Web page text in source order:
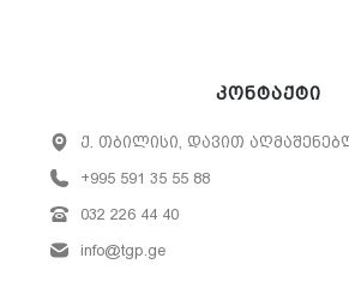
კონტაქტი
ქ. თბილისი, დავით
+995 591 35 55 88
032 226 44 40
info@tgp.ge